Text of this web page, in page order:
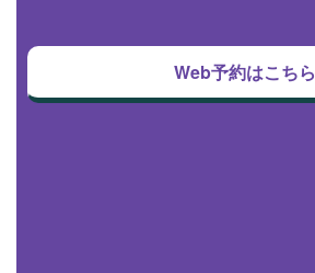
Web予約はこちら